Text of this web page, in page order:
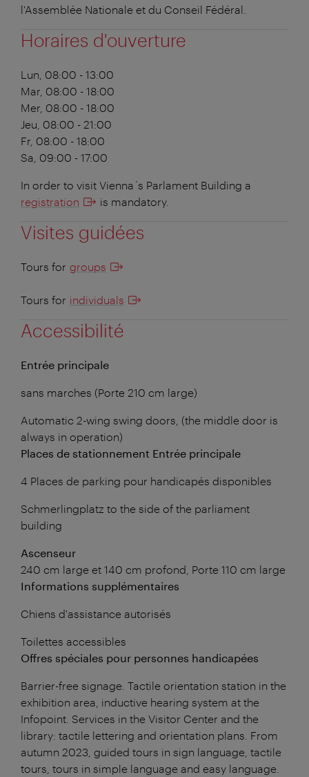
l'Assemblée Nationale et du Conseil Fédéral.
Horaires d'ouverture
Lun, 08:00 - 13:00
Mar, 08:00 - 18:00
Mer, 08:00 - 18:00
Jeu, 08:00 - 21:00
Fr, 08:00 - 18:00
Sa, 09:00 - 17:00
In order to visit Vienna´s Parlament Building a
registration
is mandatory.
Visites guidées
Tours for groups
Tours for individuals
Accessibilité
Entrée principale
sans marches (Porte 210 cm large)
Automatic 2-wing swing doors, (the middle door is
always in operation)
Places de stationnement Entrée principale
4 Places de parking pour handicapés disponibles
Schmerlingplatz to the side of the parliament
building
Ascenseur
240 cm large et 140 cm profond, Porte 110 cm large
Informations supplémentaires
Chiens d'assistance autorisés
Toilettes accessibles
Offres spéciales pour personnes handicapées
Barrier-free signage. Tactile orientation station in the
exhibition area, inductive hearing system at the
Infopoint. Services in the Visitor Center and the
library: tactile lettering and orientation plans. From
autumn 2023, guided tours in sign language, tactile
tours, tours in simple language and easy language.